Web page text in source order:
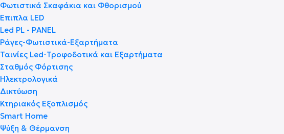
Φωτιστικά Σκαφάκια και Φθορισμού
Έπιπλα LED
Led PL - PANEL
Ράγες-Φωτιστικά-Εξαρτήματα
Ταινίες Led-Τροφοδοτικά και Εξαρτήματα
Σταθμός Φόρτισης
Ηλεκτρολογικά
Δικτύωση
Κτηριακός Εξοπλισμός
Smart Home
Ψύξη & Θέρμανση